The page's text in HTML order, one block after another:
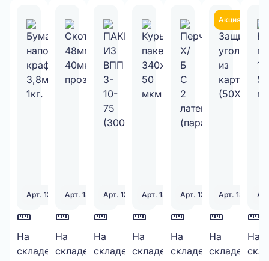
Арт. 130333
Бумажный
наполнитель
На
складе:
30
шт.
Арт. 130328
Скотч
48мм*50М,
На
складе:
199
шт.
Арт. 131251
ПАКЕТ
ИЗ
На
складе:
260
шт.
Арт. 131398
Курьерский
пакет
На
складе:
2200
шт.
Арт. 130339
Перчатки
Х/Б
На
складе:
100
шт.
Акция
Арт. 130338
Защитный
уголок
На
складе:
974
шт.
На